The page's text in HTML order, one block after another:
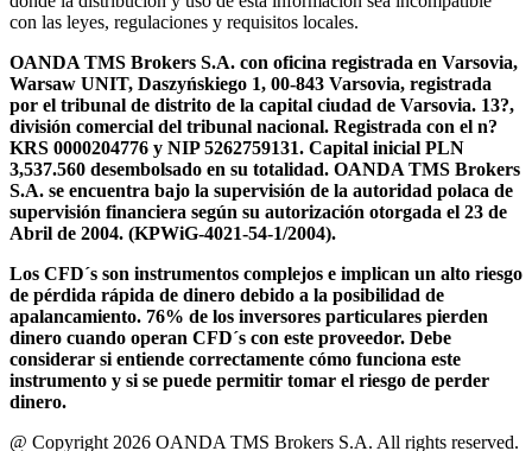
con las leyes, regulaciones y requisitos locales.
OANDA TMS Brokers S.A. con oficina registrada en Varsovia,
Warsaw UNIT, Daszyńskiego 1, 00-843 Varsovia, registrada
por el tribunal de distrito de la capital ciudad de Varsovia. 13?,
división comercial del tribunal nacional. Registrada con el n?
KRS 0000204776 y NIP 5262759131. Capital inicial PLN
3,537.560 desembolsado en su totalidad. OANDA TMS Brokers
S.A. se encuentra bajo la supervisión de la autoridad polaca de
supervisión financiera según su autorización otorgada el 23 de
Abril de 2004. (KPWiG-4021-54-1/2004).
Los CFD´s son instrumentos complejos e implican un alto riesgo
de pérdida rápida de dinero debido a la posibilidad de
apalancamiento. 76% de los inversores particulares pierden
dinero cuando operan CFD´s con este proveedor. Debe
considerar si entiende correctamente cómo funciona este
instrumento y si se puede permitir tomar el riesgo de perder
dinero.
@ Copyright 2026 OANDA TMS Brokers S.A. All rights reserved.